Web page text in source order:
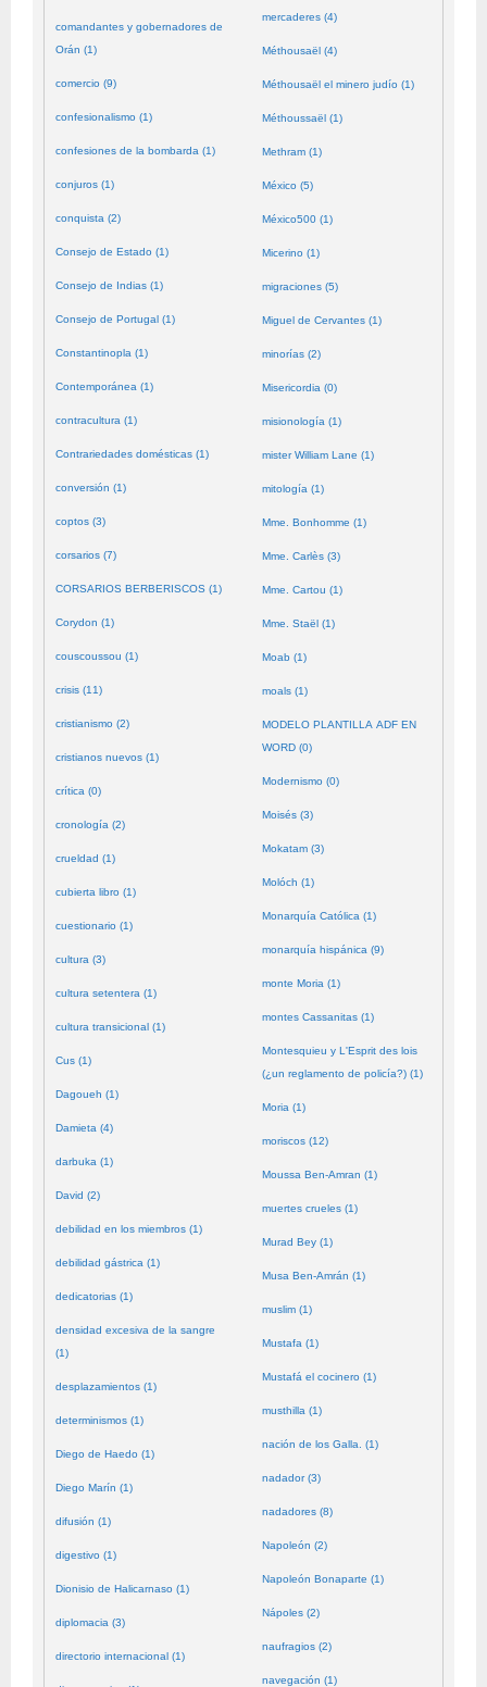
comandantes y gobernadores de
Orán (1)
comercio (9)
confesionalismo (1)
confesiones de la bombarda (1)
conjuros (1)
conquista (2)
Consejo de Estado (1)
Consejo de Indias (1)
Consejo de Portugal (1)
Constantinopla (1)
Contemporánea (1)
contracultura (1)
Contrariedades domésticas (1)
conversión (1)
coptos (3)
corsarios (7)
CORSARIOS BERBERISCOS (1)
Corydon (1)
couscoussou (1)
crisis (11)
cristianismo (2)
cristianos nuevos (1)
crítica (0)
cronología (2)
crueldad (1)
cubierta libro (1)
cuestionario (1)
cultura (3)
cultura setentera (1)
cultura transicional (1)
Cus (1)
Dagoueh (1)
Damieta (4)
darbuka (1)
David (2)
debilidad en los miembros (1)
debilidad gástrica (1)
dedicatorias (1)
densidad excesiva de la sangre
(1)
desplazamientos (1)
determinismos (1)
Diego de Haedo (1)
Diego Marín (1)
difusión (1)
digestivo (1)
Dionisio de Halicarnaso (1)
diplomacia (3)
directorio internacional (1)
mercaderes (4)
Méthousaël (4)
Méthousaël el minero judío (1)
Méthoussaël (1)
Methram (1)
México (5)
México500 (1)
Micerino (1)
migraciones (5)
Miguel de Cervantes (1)
minorías (2)
Misericordia (0)
misionología (1)
mister William Lane (1)
mitología (1)
Mme. Bonhomme (1)
Mme. Carlès (3)
Mme. Cartou (1)
Mme. Staël (1)
Moab (1)
moals (1)
MODELO PLANTILLA ADF EN
WORD (0)
Modernismo (0)
Moisés (3)
Mokatam (3)
Molóch (1)
Monarquía Católica (1)
monarquía hispánica (9)
monte Moria (1)
montes Cassanitas (1)
Montesquieu y L'Esprit des lois
(¿un reglamento de policía?) (1)
Moria (1)
moriscos (12)
Moussa Ben-Amran (1)
muertes crueles (1)
Murad Bey (1)
Musa Ben-Amrán (1)
muslim (1)
Mustafa (1)
Mustafá el cocinero (1)
musthilla (1)
nación de los Galla. (1)
nadador (3)
nadadores (8)
Napoleón (2)
Napoleón Bonaparte (1)
Nápoles (2)
naufragios (2)
navegación (1)